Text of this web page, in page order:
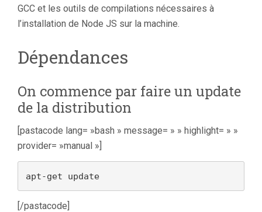
GCC et les outils de compilations nécessaires à
l’installation de Node JS sur la machine.
Dépendances
On commence par faire un update
de la distribution
[pastacode lang= »bash » message= » » highlight= » »
provider= »manual »]
apt-get update
[/pastacode]